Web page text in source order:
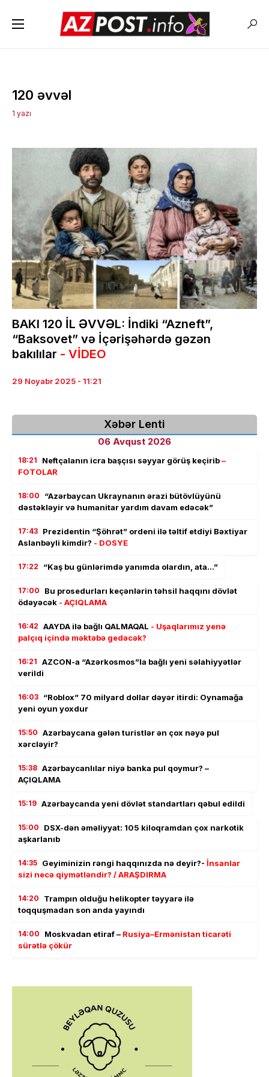
120 əvvəl
1 yazı
BAKI 120 İL ƏVVƏL: İndiki “Azneft”,
“Baksovet” və İçərişəhərdə gəzən
bakılılar - VİDEO
29 Noyabr 2025 - 11:21
Xəbər Lenti
06 Avqust 2026
18:21 Neftçalanın icra başçısı səyyar görüş keçirib–
FOTOLAR
18:00
“Azərbaycan Ukraynanın ərazi bütövlüyünü
dəstəkləyir və humanitar yardım davam edəcək”
17:43 Prezidentin “Şöhrət” ordeni ilə təltif etdiyi Bəxtiyar
Aslanbəyli kimdir? - DOSYE
17:22 “Kaş bu günlərimdə yanımda olardın, ata…”
17:00
Bu prosedurları keçənlərin təhsil haqqını dövlət
ödəyəcək - AÇIQLAMA
16:42 AAYDA ilə bağlı QALMAQAL - Uşaqlarımız yenə
palçıq içində məktəbə gedəcək?
16:21 AZCON-a “Azərkosmos”la bağlı yeni səlahiyyətlər
verildi
16:03 “Roblox” 70 milyard dollar dəyər itirdi: Oynamağa
yeni oyun yoxdur
15:50 Azərbaycana gələn turistlər ən çox nəyə pul
xərcləyir?
15:38 Azərbaycanlılar niyə banka pul qoymur? –
AÇIQLAMA
15:19 Azərbaycanda yeni dövlət standartları qəbul edildi
15:00
DSX-dən əməliyyat: 105 kiloqramdan çox narkotik
aşkarlanıb
14:35 Geyiminizin rəngi haqqınızda nə deyir?- İnsanlar
sizi necə qiymətləndir? / ARAŞDIRMA
14:20
Trampın olduğu helikopter təyyarə ilə
toqquşmadan son anda yayındı
14:00 Moskvadan etiraf – Rusiya–Ermənistan ticarəti
sürətlə çökür